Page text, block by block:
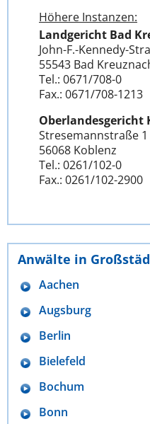
Höhere Instanzen:
Landgericht Bad
John-F.-Kennedy-
55543 Bad
Tel.: 0671/708-0
Fax.: 0671/708-1213
Oberlandesgericht
Stresemannstraße 1
56068 Koblenz
Tel.: 0261/102-0
Fax.: 0261/102-2900
Anwälte in
Aachen
Augsburg
Berlin
Bielefeld
Bochum
Bonn